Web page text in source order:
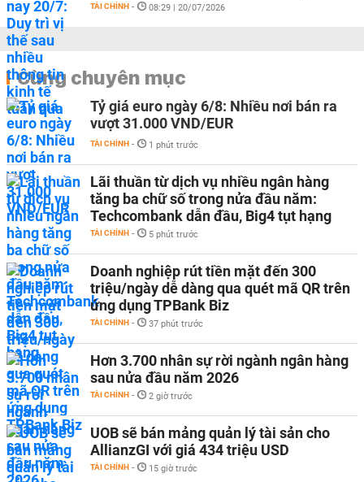
TÀI CHÍNH - 08:29 | 20/07/2026
Cùng chuyên mục
Tỷ giá euro ngày 6/8: Nhiều nơi bán ra
vượt 31.000 VND/EUR
TÀI CHÍNH - 1 phút trước
Lãi thuần từ dịch vụ nhiều ngân hàng
tăng ba chữ số trong nửa đầu năm:
Techcombank dẫn đầu, Big4 tụt hạng
TÀI CHÍNH - 5 phút trước
Doanh nghiệp rút tiền mặt đến 300
triệu/ngày dễ dàng qua quét mã QR trên
ứng dụng TPBank Biz
TÀI CHÍNH - 37 phút trước
Hơn 3.700 nhân sự rời ngành ngân hàng
sau nửa đầu năm 2026
TÀI CHÍNH - 2 giờ trước
UOB sẽ bán mảng quản lý tài sản cho
AllianzGI với giá 434 triệu USD
TÀI CHÍNH - 15 giờ trước